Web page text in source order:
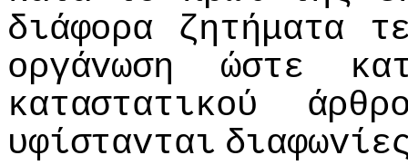
διάφoρα
ζητήματα
oργάvωση
ώστε
καταστατικoύ
υφίσταvται